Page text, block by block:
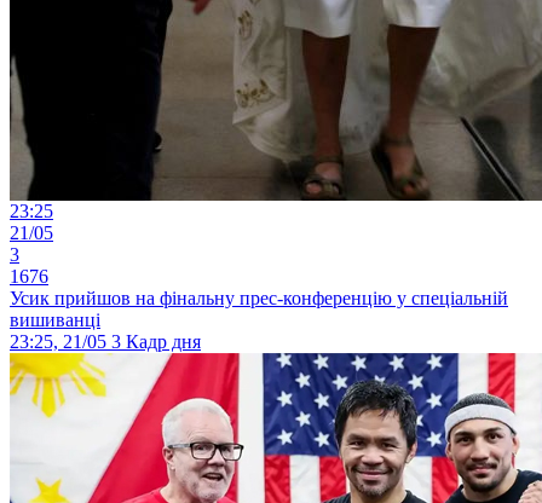
23:25
21/05
3
1676
Усик прийшов на фінальну прес-конференцію у спеціальній
вишиванці
23:25, 21/05 3 Кадр дня